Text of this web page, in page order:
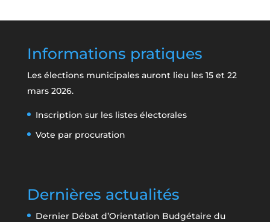
Informations pratiques
Les élections municipales auront lieu les 15 et 22
mars 2026.
Inscription sur les listes électorales
Vote par procuration
Dernières actualités
Dernier Débat d’Orientation Budgétaire du